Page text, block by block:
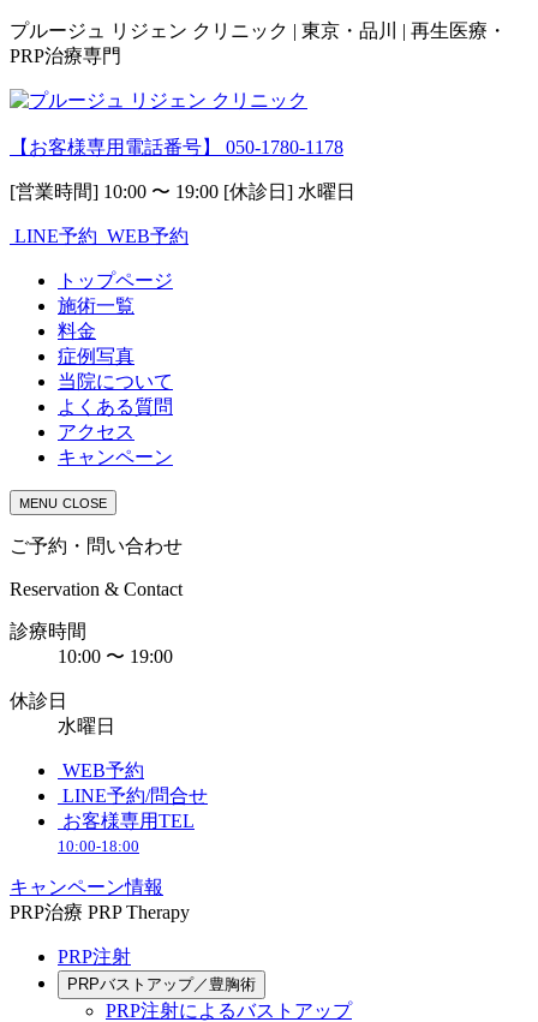
プルージュ リジェン クリニック | 東京・品川 | 再生医療・
PRP治療専門
【お客様専用電話番号】 050-1780-1178
[営業時間] 10:00 〜 19:00 [休診日] 水曜日
LINE予約 WEB予約
トップページ
施術一覧
料金
症例写真
当院について
よくある質問
アクセス
キャンペーン
MENU CLOSE
ご予約・問い合わせ
Reservation & Contact
診療時間
10:00 〜 19:00
休診日
水曜日
WEB予約
LINE予約/問合せ
お客様専用TEL
10:00-18:00
キャンペーン情報
PRP治療 PRP Therapy
PRP注射
PRPバストアップ／豊胸術
PRP注射によるバストアップ